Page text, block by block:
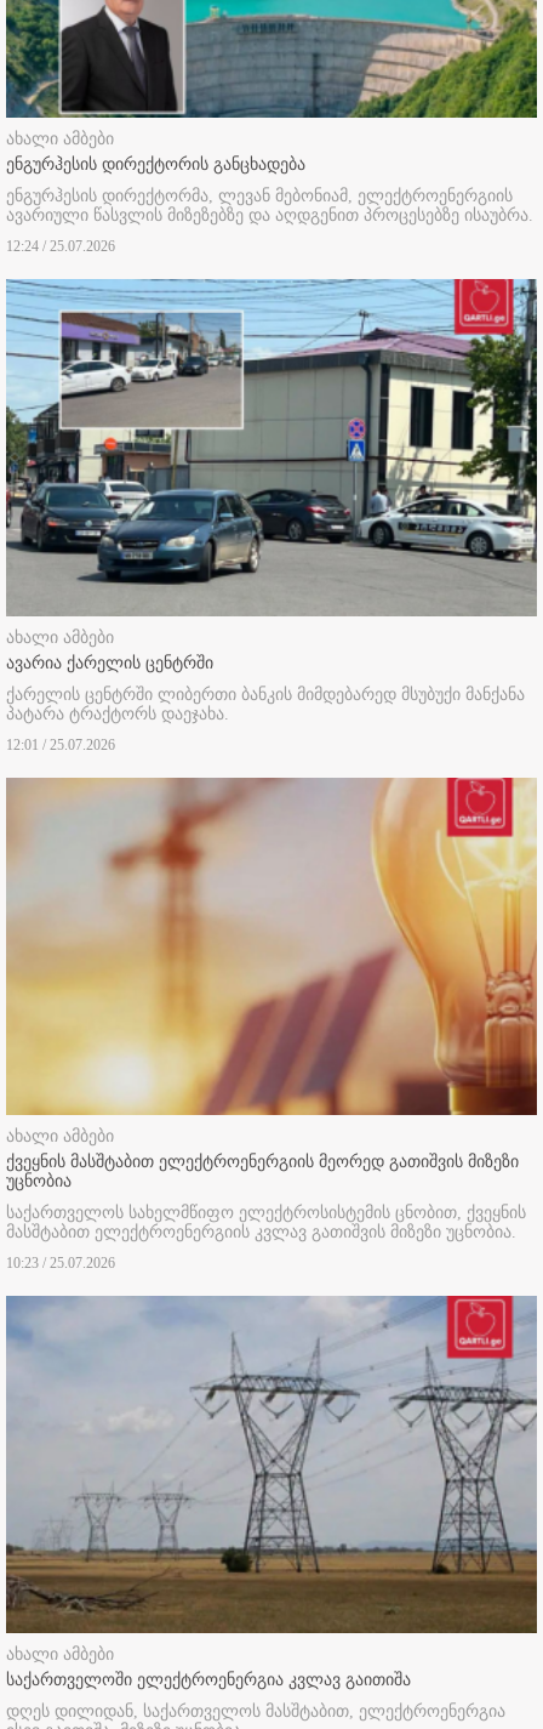
ახალი ამბები
ენგურჰესის დირექტორის განცხადება
ენგურჰესის დირექტორმა, ლევან მებონიამ, ელექტროენერგიის
ავარიული წასვლის მიზეზებზე და აღდგენით პროცესებზე ისაუბრა.
12:24 / 25.07.2026
ახალი ამბები
ავარია ქარელის ცენტრში
ქარელის ცენტრში ლიბერთი ბანკის მიმდებარედ მსუბუქი მანქანა
პატარა ტრაქტორს დაეჯახა.
12:01 / 25.07.2026
ახალი ამბები
ქვეყნის მასშტაბით ელექტროენერგიის მეორედ გათიშვის მიზეზი
უცნობია
საქართველოს სახელმწიფო ელექტროსისტემის ცნობით, ქვეყნის
მასშტაბით ელექტროენერგიის კვლავ გათიშვის მიზეზი უცნობია.
10:23 / 25.07.2026
ახალი ამბები
საქართველოში ელექტროენერგია კვლავ გაითიშა
დღეს დილიდან, საქართველოს მასშტაბით, ელექტროენერგია